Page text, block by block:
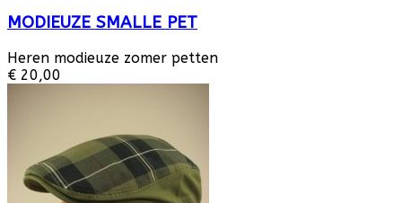
MODIEUZE SMALLE PET
Heren modieuze zomer petten
€ 20,00